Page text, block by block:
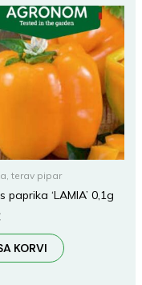
terav pipar
paprika ‘LAMIA’ 0,1g
KORVI